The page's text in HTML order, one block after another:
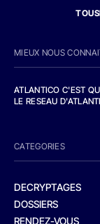
MIEUX NOUS
ATLANTICO C'EST
LE RESEAU
CATEGORIES
DECRYPTAGES
DOSSIERS
RENDEZ-VOUS